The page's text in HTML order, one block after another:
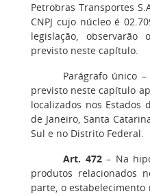
Petrobras Transportes
CNPJ cujo núcleo é
legislação, observarão
previsto neste capítulo.
Parágrafo único –
previsto neste capítulo
localizados nos Estados
de Janeiro, Santa
Sul e no Distrito Federal.
Art. 472 – Na
produtos relacionados
parte, o